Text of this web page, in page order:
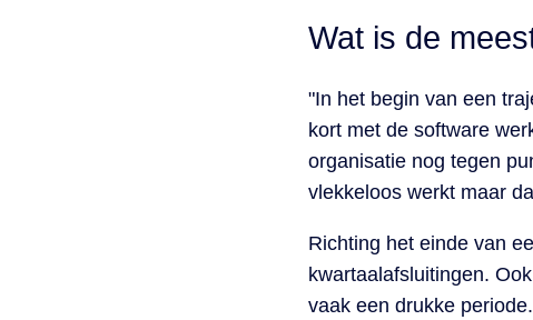
Wat is de
"In het begin van een
kort met de software
organisatie nog tegen
vlekkeloos werkt maar
Richting het einde van
kwartaalafsluitingen.
vaak een drukke